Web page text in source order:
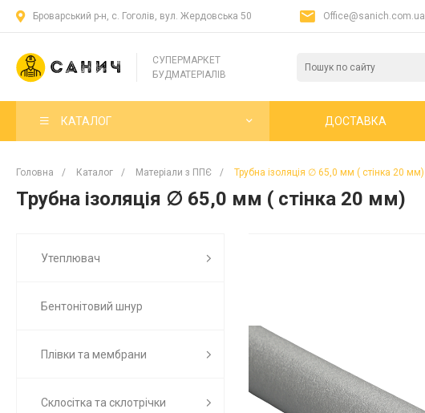
Броварський р-н, с. Гоголів, вул. Жердовська 50 Office@sanich.com.ua
СУПЕРМАРКЕТ
БУДМАТЕРІАЛІВ
КАТАЛОГ ДОСТАВКА
Головна / Каталог / Матеріали з ППЄ / Трубна ізоляція ∅ 65,0 мм ( стінка 20 мм)
Трубна ізоляція ∅ 65,0 мм ( стінка 20 мм)
Утеплювач
Бентонітовий шнур
Плівки та мембрани
Склосітка та склотрічки